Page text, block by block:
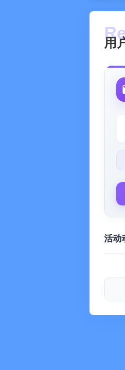
将来功
* 多人
订阅
提供
付款
除非至
用
活动